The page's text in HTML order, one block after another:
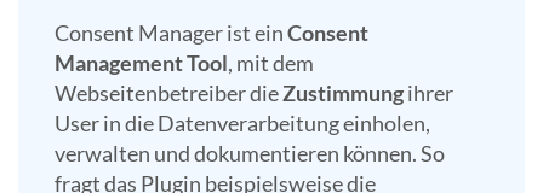
Consent Manager ist einConsent
Management Tool, mit dem
Webseitenbetreiber dieZustimmungihrer
User in die Datenverarbeitung einholen,
verwalten und dokumentieren können. So
fragt das Plugin beispielsweise die